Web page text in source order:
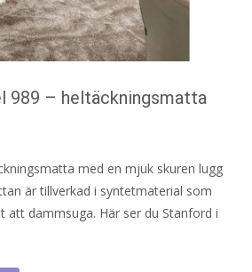
989 – heltäckningsmatta
med en mjuk skuren lugg
är tillverkad i syntetmaterial som
att dammsuga. Här ser du Stanford i